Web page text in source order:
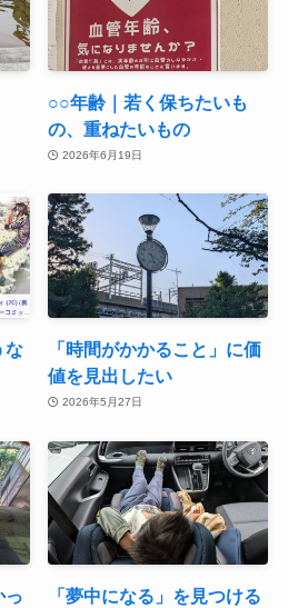
○○年齢｜若く保ちたいも
の、重ねたいもの
2026年6月19日
な
「時間がかかること」に価
値を見出したい
2026年5月27日
っ
「夢中になる」を見つける